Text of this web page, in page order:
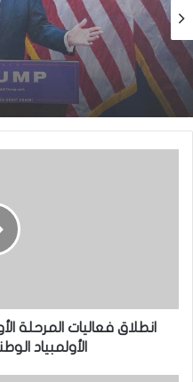
أخبار دولية
منذ 5 أيام
أخبار دولية
منذ أسبوع واحد
2026
انطلاق فعاليات المرحلة
الأولمبياد